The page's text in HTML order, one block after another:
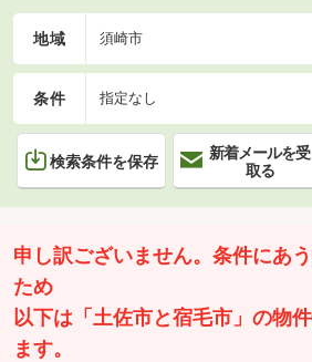
地域 須崎市
条件 指定なし
検索条件を保存
新着メールを受
取る
申し訳ございません。条件にあ
ため
以下は「土佐市と宿毛市」の物
ます。